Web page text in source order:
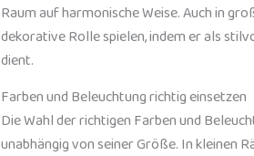
Raum auf harmonische Weise. Auch in
dekorative Rolle spielen, indem er als
dient.
Farben und Beleuchtung richtig einsetzen
Die Wahl der richtigen Farben und
unabhängig von seiner Größe. In kleinen